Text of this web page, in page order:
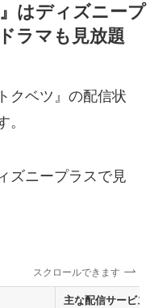
はディズニープ
ラマも見放題
クベツ』の配信状
。
ズニープラスで見
スクロールできます
主な配信サービス